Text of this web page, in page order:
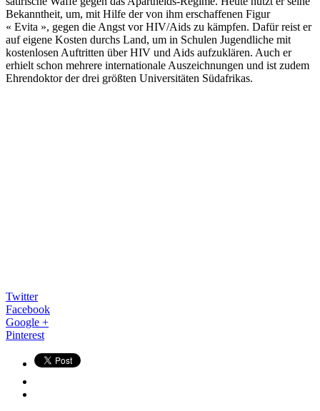
Bekanntheit, um, mit Hilfe der von ihm erschaffenen Figur
« Evita », gegen die Angst vor HIV/Aids zu kämpfen. Dafür reist er
auf eigene Kosten durchs Land, um in Schulen Jugendliche mit
kostenlosen Auftritten über HIV und Aids aufzuklären. Auch er
erhielt schon mehrere internationale Auszeichnungen und ist zudem
Ehrendoktor der drei größten Universitäten Südafrikas.
Twitter
Facebook
Google +
Pinterest